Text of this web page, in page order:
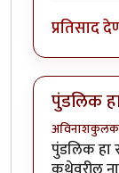
प्रतिसाद
पुंडलिक
पुंडलिक हा